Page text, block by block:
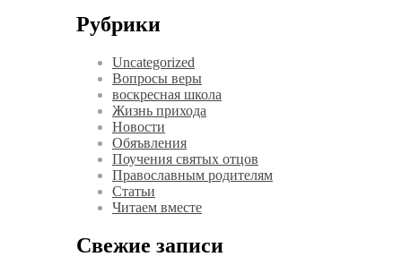
Рубрики
Uncategorized
Вопросы веры
воскресная школа
Жизнь прихода
Новости
Обяъвления
Поучения святых отцов
Православным родителям
Статьи
Читаем вместе
Свежие записи